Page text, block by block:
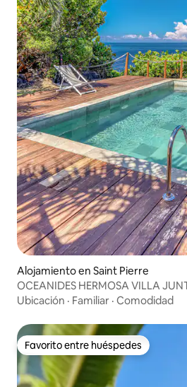
Alojamiento en Saint Pierre
OCEANIDES HERMOSA VILLA
Ubicación · Familiar · Comodidad
Favorito entre huéspedes
Favorito entre huéspedes